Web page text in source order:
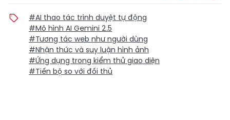
#AI thao tác trình duyệt tự động
#Mô hình AI Gemini 2.5
#Tương tác web như người dùng
#Nhận thức và suy luận hình ảnh
#Ứng dụng trong kiểm thử giao diện
#Tiến bộ so với đối thủ